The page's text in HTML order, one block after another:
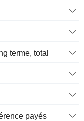
terme, total
payés